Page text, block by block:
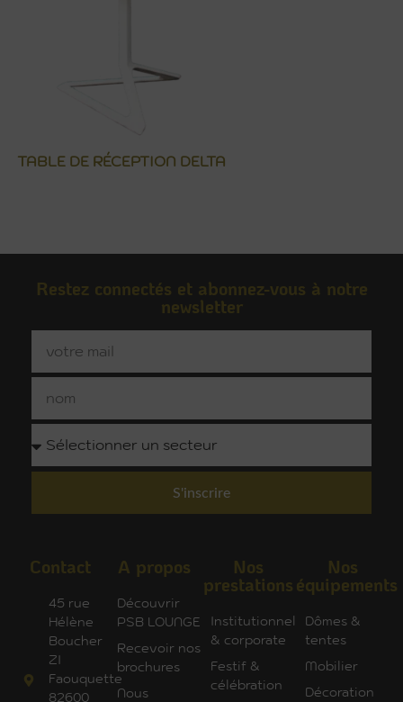
TABLE DE RÉCEPTION DELTA
Restez connectés et abonnez-vous à notre
newsletter
S'inscrire
Contact
45 rue
Hélène
Boucher
ZI
Faouquette
82600
A propos
Découvrir
PSB LOUNGE
Recevoir nos
brochures
Nous
Nos
prestations
Institutionnel
& corporate
Festif &
célébration
Nos
équipements
Dômes &
tentes
Mobilier
Décoration